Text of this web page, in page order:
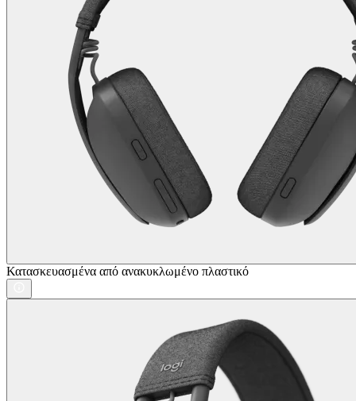
Κατασκευασμένα από ανακυκλωμένο πλαστικό